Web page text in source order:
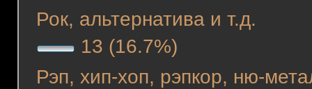
Рок, альтернатива и т.д.
13 (16.7%)
Рэп, хип-хоп, рэпкор, ню-